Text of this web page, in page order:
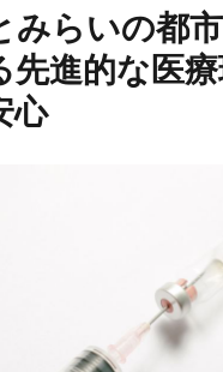
ー
みらいの都
先進的な医
心